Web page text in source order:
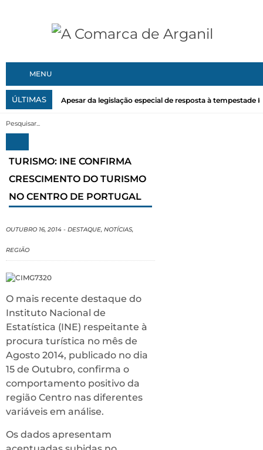
MENU
ÚLTIMAS Apesar da legislação especial de resposta à tempestade
TURISMO: INE CONFIRMA
CRESCIMENTO DO TURISMO
NO CENTRO DE PORTUGAL
OUTUBRO 16, 2014 - DESTAQUE, NOTÍCIAS,
REGIÃO
O mais recente destaque do
Instituto Nacional de
Estatística (INE) respeitante à
procura turística no mês de
Agosto 2014, publicado no dia
15 de Outubro, confirma o
comportamento positivo da
região Centro nas diferentes
variáveis em análise.
Os dados apresentam